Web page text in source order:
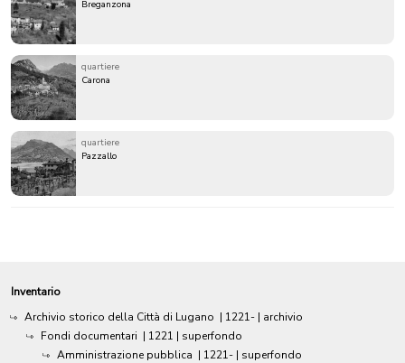
Breganzona
quartiere
Carona
quartiere
Pazzallo
Inventario
Archivio storico della Città di Lugano | 1221- | archivio
Fondi documentari | 1221 | superfondo
Amministrazione pubblica | 1221- | superfondo